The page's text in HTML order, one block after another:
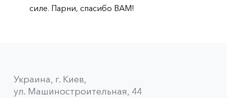
силе. Парни, спасибо ВАМ!
Украина, г. Киев,
ул. Машиностроительная, 44